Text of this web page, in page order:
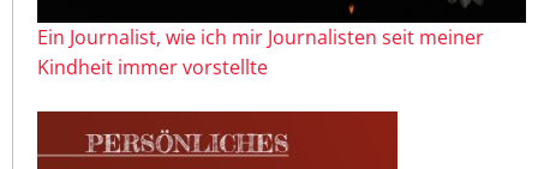
Ein Journalist, wie ich mir Journalisten seit meiner
Kindheit immer vorstellte